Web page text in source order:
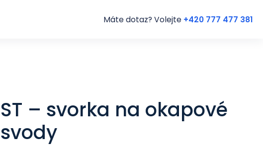
Máte dotaz? Volejte +420 777 477 381
ST – svorka na okapové
svody